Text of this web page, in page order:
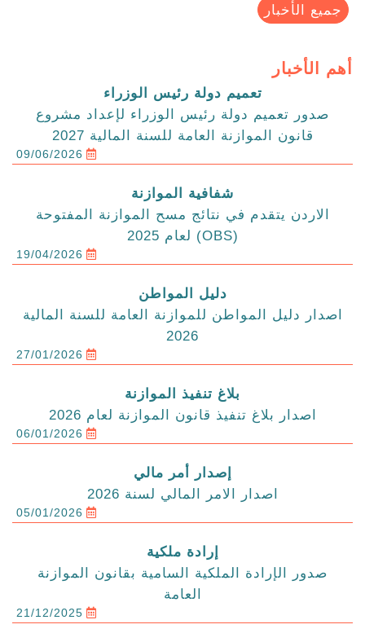
جميع الأخبار
أهم الأخبار
تعميم دولة رئيس الوزراء
صدور تعميم دولة رئيس الوزراء لإعداد مشروع
قانون الموازنة العامة للسنة المالية 2027
09/06/2026
شفافية الموازنة
الاردن يتقدم في نتائج مسح الموازنة المفتوحة
(OBS) لعام 2025
19/04/2026
دليل المواطن
اصدار دليل المواطن للموازنة العامة للسنة المالية
2026
27/01/2026
بلاغ تنفيذ الموازنة
اصدار بلاغ تنفيذ قانون الموازنة لعام 2026
06/01/2026
إصدار أمر مالي
اصدار الامر المالي لسنة 2026
05/01/2026
إرادة ملكية
صدور الإرادة الملكية السامية بقانون الموازنة
العامة
21/12/2025